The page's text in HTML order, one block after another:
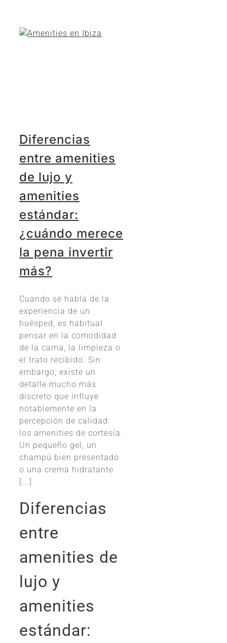
Diferencias
entre amenities
de lujo y
amenities
estándar:
¿cuándo merece
la pena invertir
más?
Cuando se habla de la
experiencia de un
huésped, es habitual
pensar en la comodidad
de la cama, la limpieza o
el trato recibido. Sin
embargo, existe un
detalle mucho más
discreto que influye
notablemente en la
percepción de calidad:
los amenities de cortesía.
Un pequeño gel, un
champú bien presentado
o una crema hidratante
[...]
Diferencias
entre
amenities de
lujo y
amenities
estándar: